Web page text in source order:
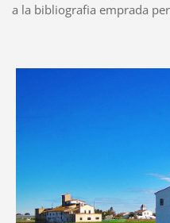
a la bibliografia emprada